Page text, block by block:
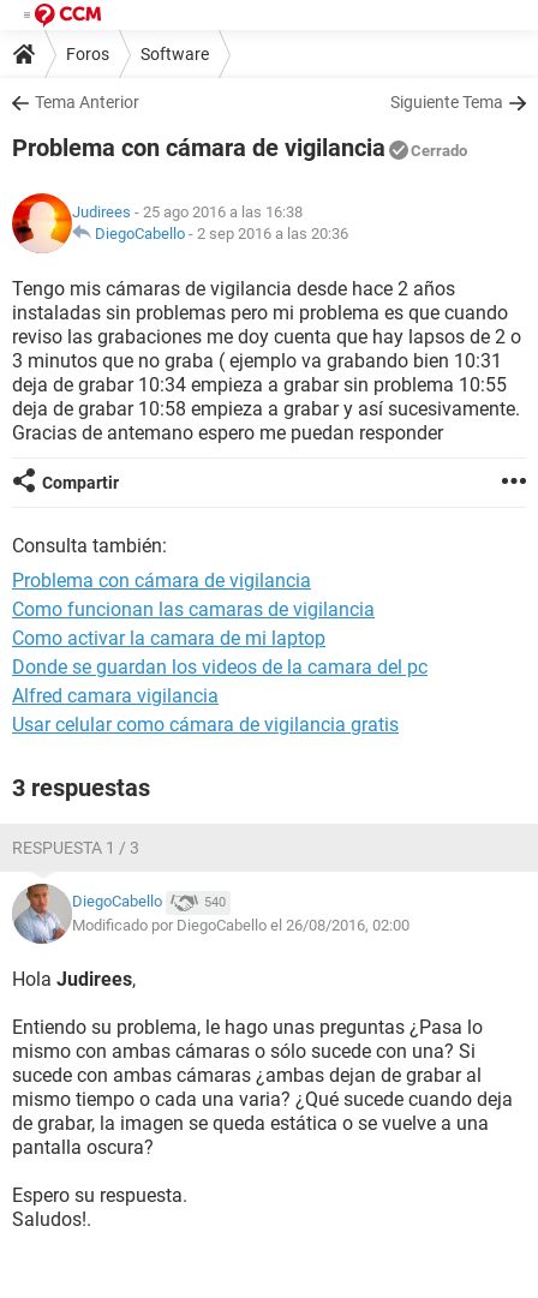
Foros Software
Tema Anterior Siguiente Tema
Problema con cámara de vigilancia Cerrado
Judirees - 25 ago 2016 a las 16:38
DiegoCabello - 2 sep 2016 a las 20:36
Tengo mis cámaras de vigilancia desde hace 2 años
instaladas sin problemas pero mi problema es que cuando
reviso las grabaciones me doy cuenta que hay lapsos de 2 o
3 minutos que no graba ( ejemplo va grabando bien 10:31
deja de grabar 10:34 empieza a grabar sin problema 10:55
deja de grabar 10:58 empieza a grabar y así sucesivamente.
Gracias de antemano espero me puedan responder
Compartir
Consulta también:
Problema con cámara de vigilancia
Como funcionan las camaras de vigilancia
Como activar la camara de mi laptop
Donde se guardan los videos de la camara del pc
Alfred camara vigilancia
Usar celular como cámara de vigilancia gratis
3 respuestas
RESPUESTA 1 / 3
DiegoCabello 540
Modificado por DiegoCabello el 26/08/2016, 02:00
Hola Judirees,
Entiendo su problema, le hago unas preguntas ¿Pasa lo
mismo con ambas cámaras o sólo sucede con una? Si
sucede con ambas cámaras ¿ambas dejan de grabar al
mismo tiempo o cada una varia? ¿Qué sucede cuando deja
de grabar, la imagen se queda estática o se vuelve a una
pantalla oscura?
Espero su respuesta.
Saludos!.